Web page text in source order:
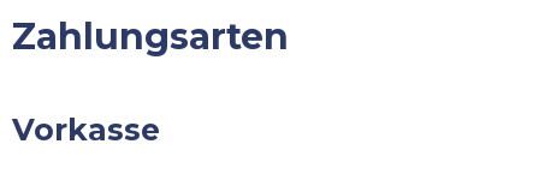
Inhalt
Zahlungsarten
Vorkasse